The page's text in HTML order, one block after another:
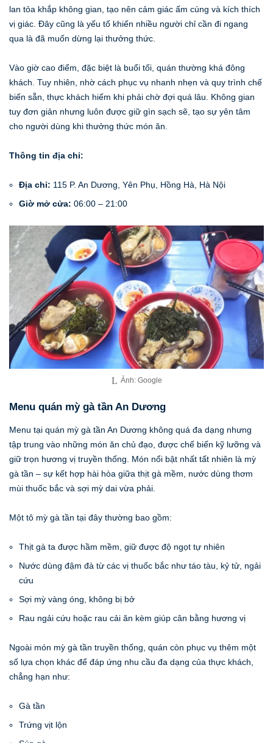
lan tỏa khắp không gian, tạo nên cảm giác ấm cúng và kích thích
vị giác. Đây cũng là yếu tố khiến nhiều người chỉ cần đi ngang
qua là đã muốn dừng lại thưởng thức.
Vào giờ cao điểm, đặc biệt là buổi tối, quán thường khá đông
khách. Tuy nhiên, nhờ cách phục vụ nhanh nhẹn và quy trình chế
biến sẵn, thực khách hiếm khi phải chờ đợi quá lâu. Không gian
tuy đơn giản nhưng luôn được giữ gìn sạch sẽ, tạo sự yên tâm
cho người dùng khi thưởng thức món ăn.
Thông tin địa chỉ:
Địa chỉ: 115 P. An Dương, Yên Phụ, Hồng Hà, Hà Nội
Giờ mở cửa: 06:00 – 21:00
Ảnh: Google
Menu quán mỳ gà tần An Dương
Menu tại quán mỳ gà tần An Dương không quá đa dạng nhưng
tập trung vào những món ăn chủ đạo, được chế biến kỹ lưỡng và
giữ trọn hương vị truyền thống. Món nổi bật nhất tất nhiên là mỳ
gà tần – sự kết hợp hài hòa giữa thịt gà mềm, nước dùng thơm
mùi thuốc bắc và sợi mỳ dai vừa phải.
Một tô mỳ gà tần tại đây thường bao gồm:
Thịt gà ta được hầm mềm, giữ được độ ngọt tự nhiên
Nước dùng đậm đà từ các vị thuốc bắc như táo tàu, kỷ tử, ngải
cứu
Sợi mỳ vàng óng, không bị bở
Rau ngải cứu hoặc rau cải ăn kèm giúp cân bằng hương vị
Ngoài món mỳ gà tần truyền thống, quán còn phục vụ thêm một
số lựa chọn khác để đáp ứng nhu cầu đa dạng của thực khách,
chẳng hạn như:
Gà tần
Trứng vịt lộn